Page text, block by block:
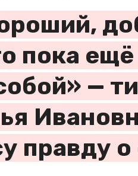
пока
—
правду о